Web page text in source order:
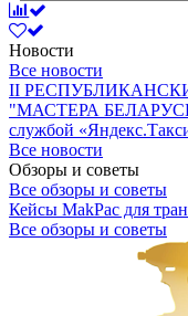
Новости
Все новости
II
"МАСТЕРА
службой
Все новости
Обзоры и советы
Все обзоры и советы
Кейсы MakPac для
Все обзоры и советы